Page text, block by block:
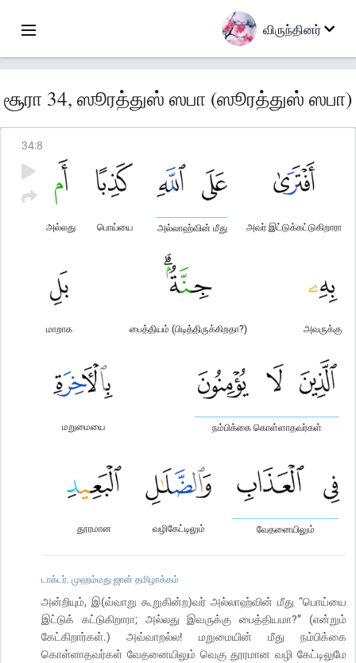
விருந்தினர்
சூரா 34, ஸூரத்துஸ் ஸபா (ஸூரத்துஸ் ஸபா)
34:8
அவர் இட்டுக்கட்டுகிறாரா
அல்லாஹ்வின் மீது
பொய்யை
அல்லது
அவருக்கு
பைத்தியம் (பிடித்திருக்கிறதா?)
மாறாக
நம்பிக்கை கொள்ளாதவர்கள்
மறுமையை
வேதனையிலும்
வழிகேட்டிலும்
தூரமான
டாக்டர். முஹம்மது ஜான் தமிழாக்கம்
அன்றியும், இ(வ்வாறு கூறுகின்ற)வர் அல்லாஹ்வின் மீது “பொய்யை
இட்டுக் கட்டுகிறாரா; அல்லது இவருக்கு பைத்தியமா?” (என்றும்
கேட்கிறார்கள்.) அவ்வாறல்ல! மறுமையின் மீது நம்பிக்கை
கொள்ளாதவர்கள் வேதனையிலும் வெகு தூரமான வழி கேட்டிலுமே